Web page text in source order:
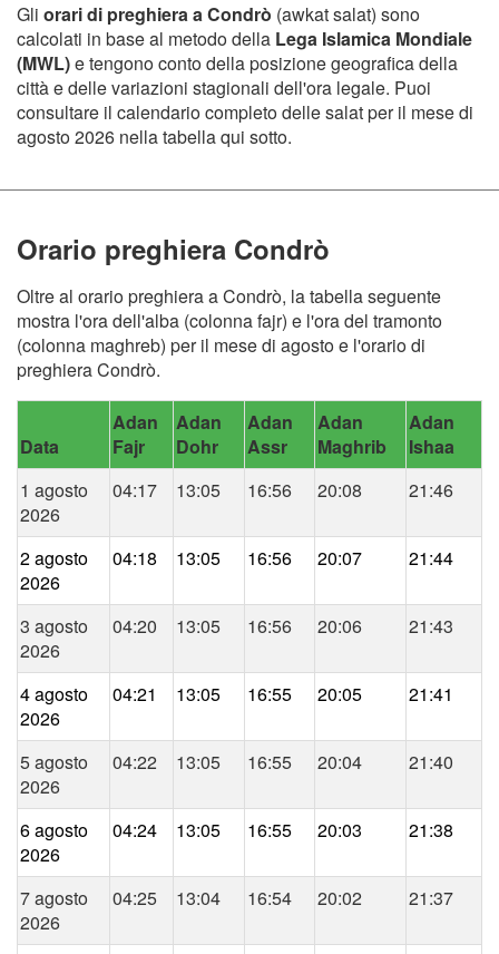
Gli orari di preghiera a Condrò (awkat salat) sono
calcolati in base al metodo della Lega Islamica Mondiale
(MWL)e tengono conto della posizione geografica della
città e delle variazioni stagionali dell'ora legale. Puoi
consultare il calendario completo delle salat per il mese di
agosto 2026 nella tabella qui sotto.
Orario preghiera Condrò
Oltre al orario preghiera a Condrò, la tabella seguente
mostra l'ora dell'alba (colonna fajr) e l'ora del tramonto
(colonna maghreb) per il mese di agosto e l'orario di
preghiera Condrò.
Data
Adan
Fajr
Adan
Dohr
Adan
Assr
Adan
Maghrib
Adan
Ishaa
1 agosto
2026
04:17 13:05 16:56 20:08 21:46
2 agosto
2026
04:18 13:05 16:56 20:07 21:44
3 agosto
2026
04:20 13:05 16:56 20:06 21:43
4 agosto
2026
04:21 13:05 16:55 20:05 21:41
5 agosto
2026
04:22 13:05 16:55 20:04 21:40
6 agosto
2026
04:24 13:05 16:55 20:03 21:38
7 agosto
2026
04:25 13:04 16:54 20:02 21:37